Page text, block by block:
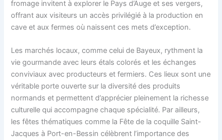
fromage invitent à explorer le Pays d’Auge et ses vergers,
offrant aux visiteurs un accès privilégié à la production en
cave et aux fermes où naissent ces mets d’exception.
Les marchés locaux, comme celui de Bayeux, rythment la
vie gourmande avec leurs étals colorés et les échanges
conviviaux avec producteurs et fermiers. Ces lieux sont une
véritable porte ouverte sur la diversité des produits
normands et permettent d’apprécier pleinement la richesse
culturelle qui accompagne chaque spécialité. Par ailleurs,
les fêtes thématiques comme la Fête de la coquille Saint-
Jacques à Port-en-Bessin célèbrent l’importance des